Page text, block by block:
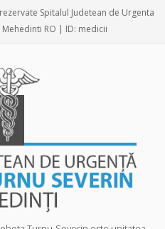
Spitalul Judetean de Urgenta
RO | ID: medicii